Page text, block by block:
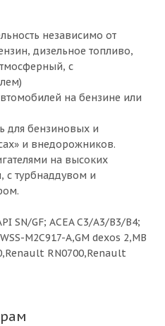
независимо от
дизельное топливо,
с
на бензине или
для бензиновых и
и внедорожников.
на высоких
с турбнаддувом и
SN/GF; ACEA C3/A3/B3/B4;
M2C917-A,GM dexos 2,MB
RN0700,Renault